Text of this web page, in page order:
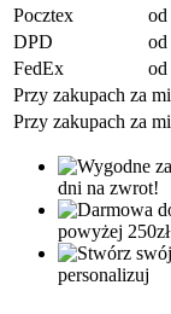
Pocztex
od
DPD
od
FedEx
od
Przy zakupach za
Przy zakupach za
dni na zwrot!
powyżej 250zł
personalizuj